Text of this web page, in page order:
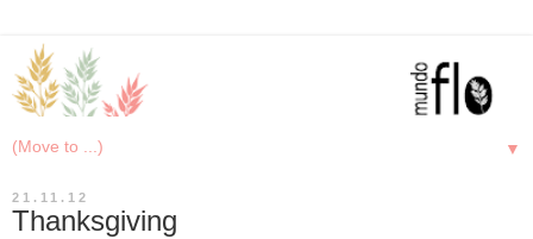
▼
21.11.12
Thanksgiving